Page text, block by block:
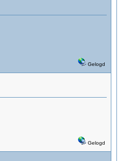
Gelogd
Gelogd